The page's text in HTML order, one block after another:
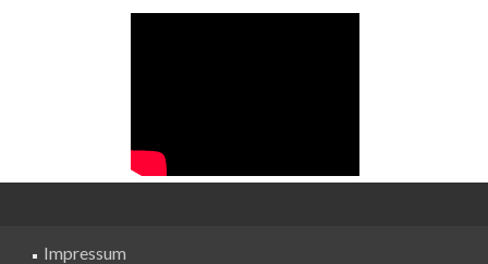
Impressum